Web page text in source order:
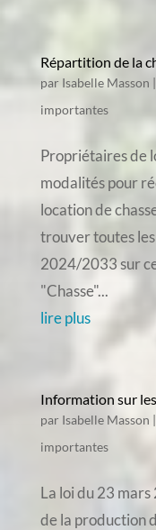
Répartition de la
par Isabelle Masson |
importantes
Propriétaires de
modalités pour
location de
trouver toutes
2024/2033 sur
"Chasse"...
lire plus
Information sur
par Isabelle Masson |
importantes
La loi du 23
de la production